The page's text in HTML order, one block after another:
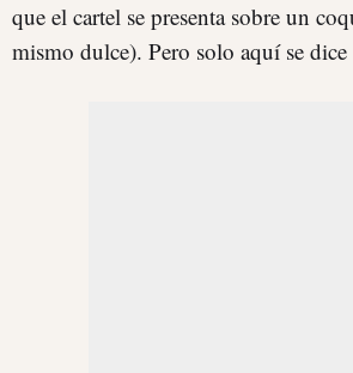
que el cartel se presenta sobre un
mismo dulce). Pero solo aquí se